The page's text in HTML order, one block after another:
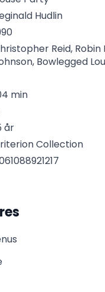
Hudlin
Reid,
Bowlegged
min
år
Collection